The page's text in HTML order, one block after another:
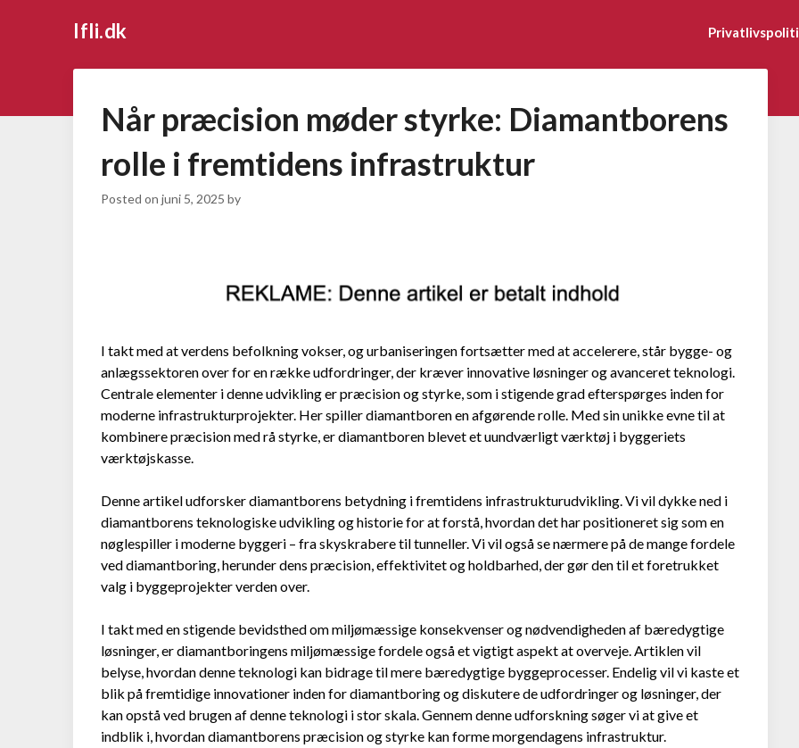
Ifli.dk
Når præcision møder styrke: Diamantborens
rolle i fremtidens infrastruktur
Posted onjuni 5, 2025 by
I takt med at verdens befolkning vokser, og urbaniseringen fortsætter med at accelerere, står bygge- og
anlægssektoren over for en række udfordringer, der kræver innovative løsninger og avanceret teknologi.
Centrale elementer i denne udvikling er præcision og styrke, som i stigende grad efterspørges inden for
moderne infrastrukturprojekter. Her spiller diamantboren en afgørende rolle. Med sin unikke evne til at
kombinere præcision med rå styrke, er diamantboren blevet et uundværligt værktøj i byggeriets
værktøjskasse.
Denne artikel udforsker diamantborens betydning i fremtidens infrastrukturudvikling. Vi vil dykke ned i
diamantborens teknologiske udvikling og historie for at forstå, hvordan det har positioneret sig som en
nøglespiller i moderne byggeri – fra skyskrabere til tunneller. Vi vil også se nærmere på de mange fordele
ved diamantboring, herunder dens præcision, effektivitet og holdbarhed, der gør den til et foretrukket
valg i byggeprojekter verden over.
I takt med en stigende bevidsthed om miljømæssige konsekvenser og nødvendigheden af bæredygtige
løsninger, er diamantboringens miljømæssige fordele også et vigtigt aspekt at overveje. Artiklen vil
belyse, hvordan denne teknologi kan bidrage til mere bæredygtige byggeprocesser. Endelig vil vi kaste et
blik på fremtidige innovationer inden for diamantboring og diskutere de udfordringer og løsninger, der
kan opstå ved brugen af denne teknologi i stor skala. Gennem denne udforskning søger vi at give et
indblik i, hvordan diamantborens præcision og styrke kan forme morgendagens infrastruktur.